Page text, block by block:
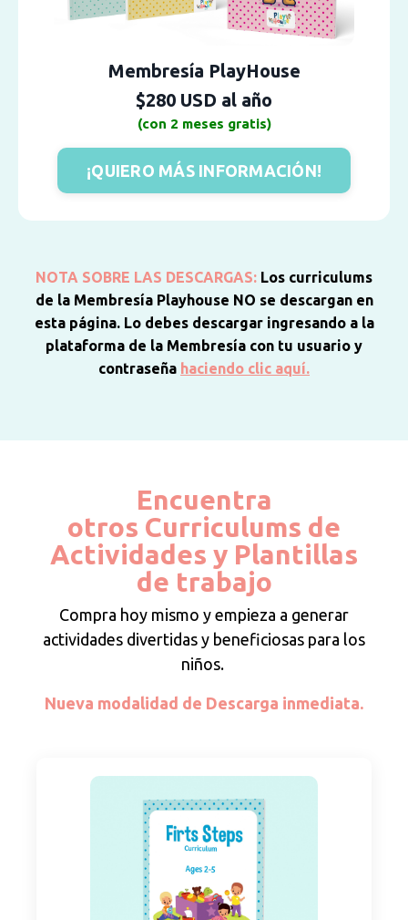
Membresía PlayHouse
$280 USD al año
(con 2 meses gratis)
¡QUIERO MÁS INFORMACIÓN!
NOTA SOBRE LAS DESCARGAS: Los curriculums
de la Membresía Playhouse NO se descargan en
esta página. Lo debes descargar ingresando a la
plataforma de la Membresía con tu usuario y
contraseña haciendo clic aquí.
Encuentra
otros Curriculums de
Actividades y Plantillas
de trabajo
Compra hoy mismo y empieza a generar
actividades divertidas y beneficiosas para los
niños.
Nueva modalidad de Descarga inmediata.